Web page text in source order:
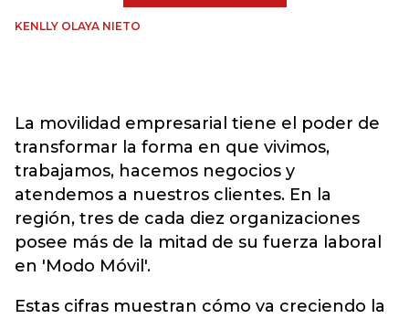
KENLLY OLAYA NIETO
La movilidad empresarial tiene el poder de
transformar la forma en que vivimos,
trabajamos, hacemos negocios y
atendemos a nuestros clientes. En la
región, tres de cada diez organizaciones
posee más de la mitad de su fuerza laboral
en 'Modo Móvil'.
Estas cifras muestran cómo va creciendo la